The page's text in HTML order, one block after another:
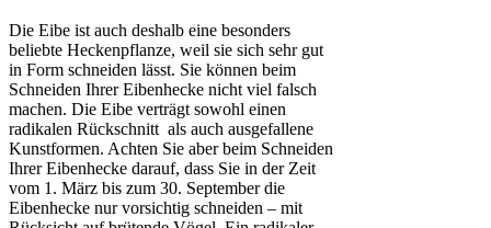
Die Eibe ist auch deshalb eine besonders
beliebte Heckenpflanze, weil sie sich sehr gut
in Form schneiden lässt. Sie können beim
Schneiden Ihrer Eibenhecke nicht viel falsch
machen. Die Eibe verträgt sowohl einen
radikalen Rückschnitt als auch ausgefallene
Kunstformen. Achten Sie aber beim Schneiden
Ihrer Eibenhecke darauf, dass Sie in der Zeit
vom 1. März bis zum 30. September die
Eibenhecke nur vorsichtig schneiden – mit